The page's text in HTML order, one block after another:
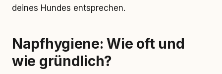
deines Hundes entsprechen.
Napfhygiene: Wie oft und
wie gründlich?